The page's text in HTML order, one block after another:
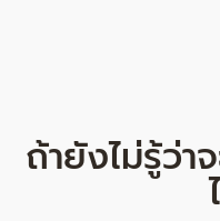
ถ้ายังไม่รู้ว่า